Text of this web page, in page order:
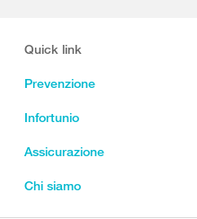
Quick link
Prevenzione
Infortunio
Assicurazione
Chi siamo